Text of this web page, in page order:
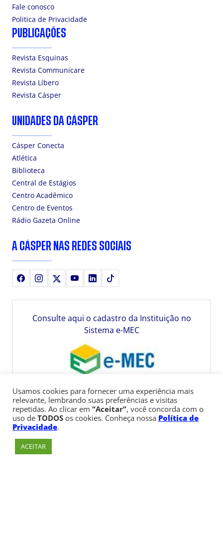
Fale conosco
Politica de Privacidade
PUBLICAÇÕES
Revista Esquinas
Revista Communicare
Revista Líbero
Revista Cásper
UNIDADES DA CÁSPER
Cásper Conecta
Atlética
Biblioteca
Central de Estágios
Centro Acadêmico
Centro de Eventos
Rádio Gazeta Online
A CÁSPER NAS REDES SOCIAIS
FacebookInstagram YoutubeLinkedIn
Consulte aqui o cadastro da Instituição no
Sistema e-MEC
Usamos cookies para fornecer uma experiência mais
relevante, lembrando suas preferências e visitas
repetidas. Ao clicar em “Aceitar”, você concorda com o
uso de TODOS os cookies. Conheça nossa Política de
Privacidade.
ACEITAR